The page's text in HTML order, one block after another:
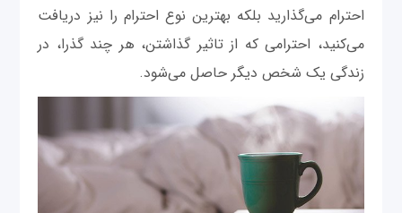
احترام می‌گذارید بلکه بهترین نوع احترام را نیز دریافت
می‌کنید، احترامی که از تاثیر گذاشتن، هر چند گذرا، در
زندگی یک شخص دیگر حاصل می‌شود.